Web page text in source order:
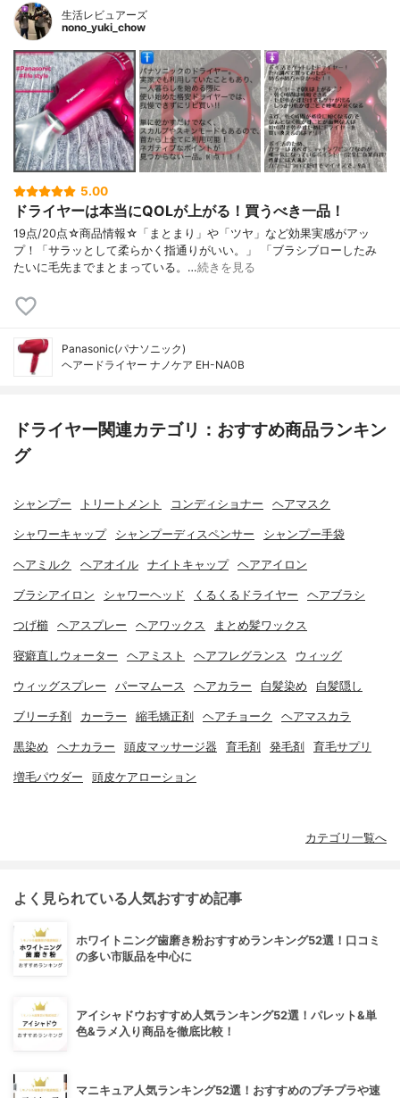
生活レビュアーズ
nono_yuki_chow
5.00
ドライヤーは本当にQOLが上がる！買うべき一品！
19点/20点☆商品情報☆「まとまり」や「ツヤ」など効果実感がアッ
プ！「サラッとして柔らかく指通りがいい。」 「ブラシブローしたみ
たいに毛先までまとまっている。…続きを見る
Panasonic(パナソニック)
ヘアードライヤー ナノケア EH-NA0B
ドライヤー関連カテゴリ：おすすめ商品ランキン
グ
シャンプー トリートメント コンディショナー ヘアマスク
シャワーキャップ シャンプーディスペンサー シャンプー手袋
ヘアミルク ヘアオイル ナイトキャップ ヘアアイロン
ブラシアイロン シャワーヘッド くるくるドライヤー ヘアブラシ
つげ櫛 ヘアスプレー ヘアワックス まとめ髪ワックス
寝癖直しウォーター ヘアミスト ヘアフレグランス ウィッグ
ウィッグスプレー パーマムース ヘアカラー 白髪染め 白髪隠し
ブリーチ剤 カーラー 縮毛矯正剤 ヘアチョーク ヘアマスカラ
黒染め ヘナカラー 頭皮マッサージ器 育毛剤 発毛剤 育毛サプリ
増毛パウダー 頭皮ケアローション
カテゴリ一覧へ
よく見られている人気おすすめ記事
ホワイトニング歯磨き粉おすすめランキング52選！口コミ
の多い市販品を中心に
アイシャドウおすすめ人気ランキング52選！パレット&単
色&ラメ入り商品を徹底比較！
マニキュア人気ランキング52選！おすすめのプチプラや速